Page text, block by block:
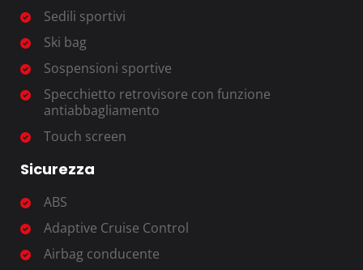
Sedili sportivi
Ski bag
Sospensioni sportive
Specchietto retrovisore con funzione
antiabbagliamento
Touch screen
Sicurezza
ABS
Adaptive Cruise Control
Airbag conducente